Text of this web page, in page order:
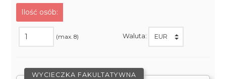
Ilość osób:
(max. 8) Waluta:
WYCIECZKA FAKULTATYWNA